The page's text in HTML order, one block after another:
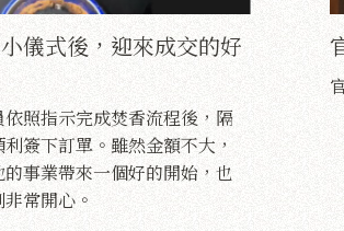
儀式後，迎來成交的好
照指示完成焚香流程後，隔
簽下訂單。雖然金額不大，
的事業帶來一個好的開始，也
常開心。